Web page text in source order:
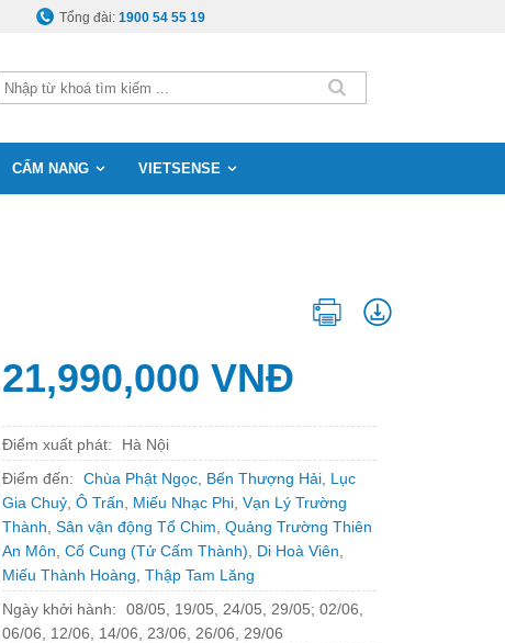
Tổng đài:1900 54 55 19
CẨM NANG VIETSENSE
21,990,000 VNĐ
Điểm xuất phát:
Hà Nội
Điểm đến:
Chùa Phật Ngọc, Bến Thượng Hải, Lục
Gia Chuỷ, Ô Trấn Miếu Nhạc Phi, Vạn Lý Trường
Thành Sân vận động Tổ Chim Quảng Trường Thiên
An Môn Cố Cung (Tử Cấm Thành) Di Hoà Viên
Miếu Thành Hoàng Thập Tam Lăng
Ngày khởi hành:
08/05, 19/05, 24/05, 29/05; 02/06,
06/06, 12/06, 14/06, 23/06, 26/06, 29/06